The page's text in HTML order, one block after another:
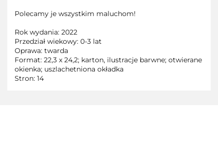
Polecamy je wszystkim maluchom!
Rok wydania: 2022
Przedział wiekowy: 0-3 lat
Oprawa: twarda
Format: 22,3 x 24,2; karton, ilustracje barwne; otwierane
okienka; uszlachetniona okładka
Stron: 14